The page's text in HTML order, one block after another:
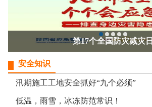
第17个全国防灾减灾日
安全知识
汛期施工工地安全抓好“九个必须”
低温，雨雪，冰冻防范常识！